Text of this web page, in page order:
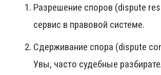
Разрешение споров (dispute
сервис в правовой системе.
Сдерживание спора (dispute
Увы, часто судебные